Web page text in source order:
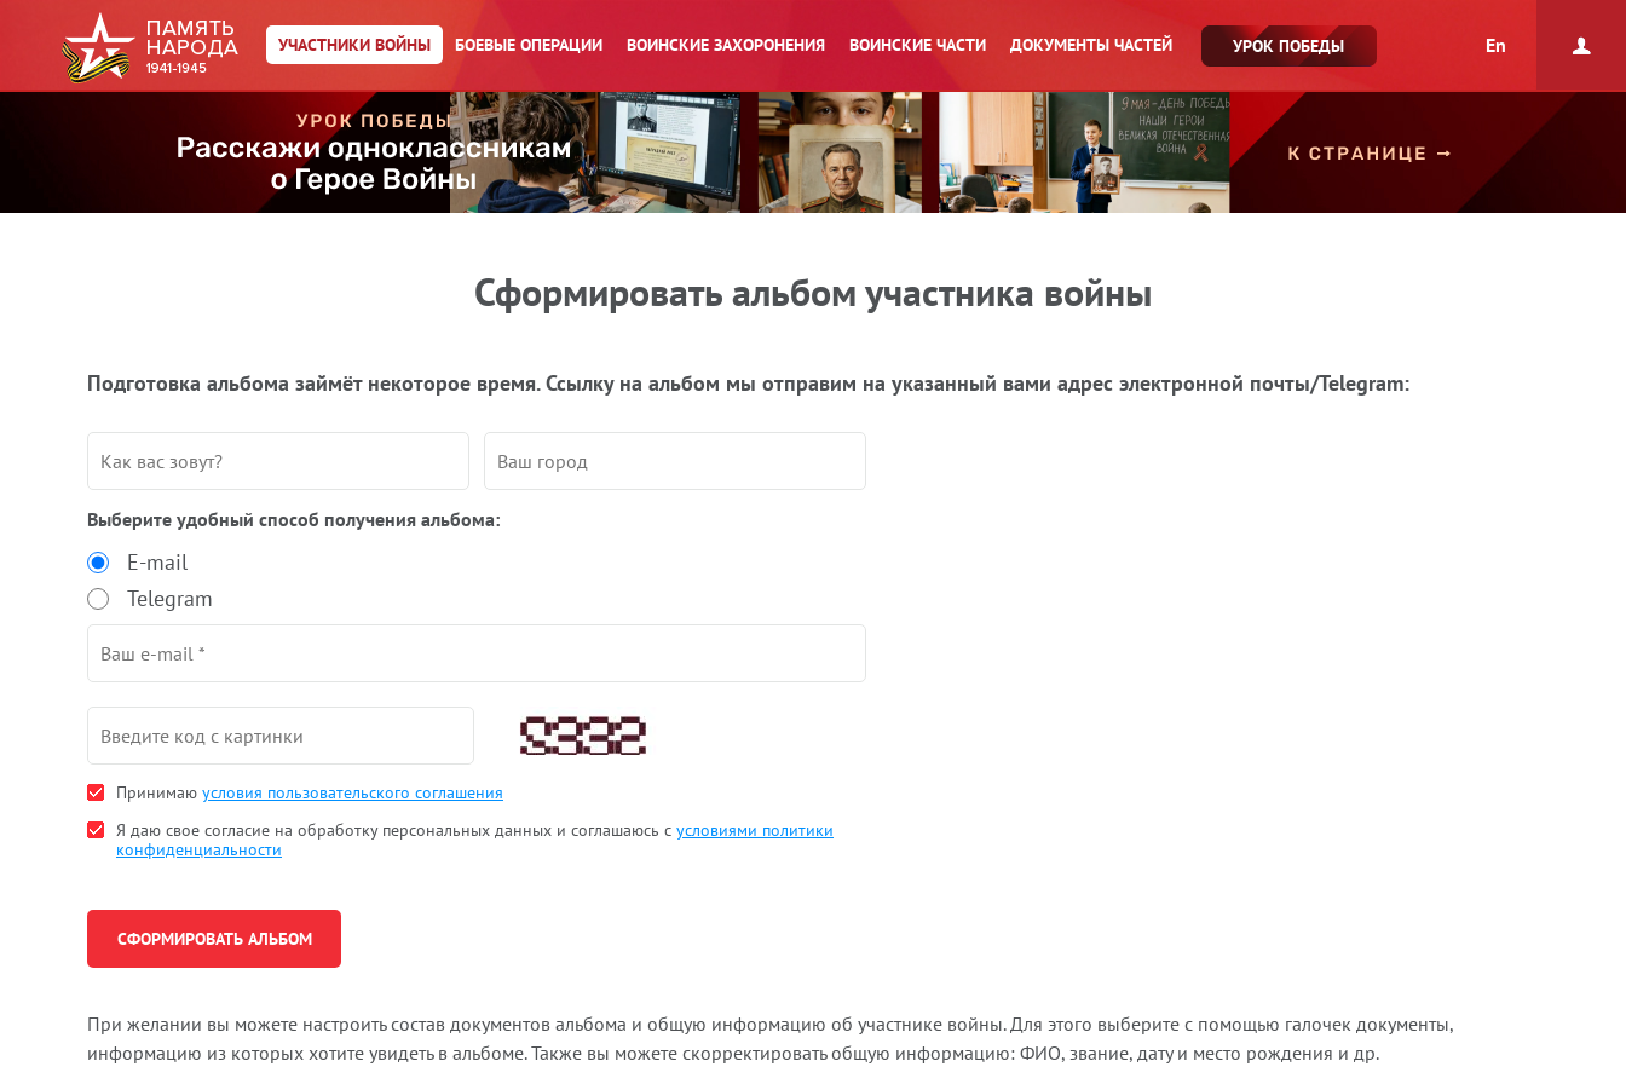
УЧАСТНИКИ ВОЙНЫ БОЕВЫЕ ОПЕРАЦИИ ВОИНСКИЕ ЗАХОРОНЕНИЯ ВОИНСКИЕ ЧАСТИ ДОКУМЕНТЫ ЧАСТЕЙ УРОК ПОБЕДЫ En
Сформировать альбом участника войны
Подготовка альбома займёт некоторое время. Ссылку на альбом мы отправим на указанный вами адрес электронной почты/Telegram:
Выберите удобный способ получения альбома:
E-mail
Telegram
Принимаю условия пользовательского соглашения
Я даю свое согласие на обработку персональных данных и соглашаюсь с условиями политики
конфиденциальности
При желании вы можете настроить состав документов альбома и общую информацию об участнике войны. Для этого выберите с помощью галочек документы,
информацию из которых хотите увидеть в альбоме. Также вы можете скорректировать общую информацию: ФИО, звание, дату и место рождения и др.